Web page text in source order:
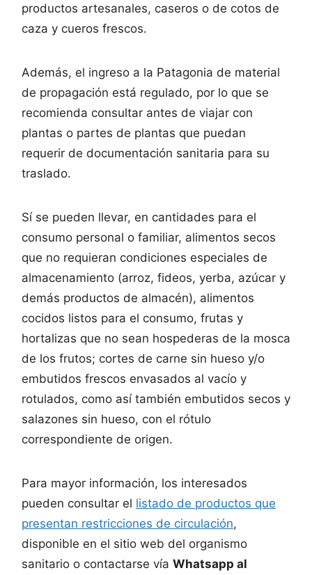
productos artesanales, caseros o de cotos de
caza y cueros frescos.
Además, el ingreso a la Patagonia de material
de propagación está regulado, por lo que se
recomienda consultar antes de viajar con
plantas o partes de plantas que puedan
requerir de documentación sanitaria para su
traslado.
Sí se pueden llevar, en cantidades para el
consumo personal o familiar, alimentos secos
que no requieran condiciones especiales de
almacenamiento (arroz, fideos, yerba, azúcar y
demás productos de almacén), alimentos
cocidos listos para el consumo, frutas y
hortalizas que no sean hospederas de la mosca
de los frutos; cortes de carne sin hueso y/o
embutidos frescos envasados al vacío y
rotulados, como así también embutidos secos y
salazones sin hueso, con el rótulo
correspondiente de origen.
Para mayor información, los interesados
pueden consultar el listado de productos que
presentan restricciones de circulación,
disponible en el sitio web del organismo
sanitario o contactarse vía Whatsapp al